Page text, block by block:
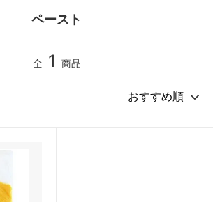
ペースト
全 1 商品